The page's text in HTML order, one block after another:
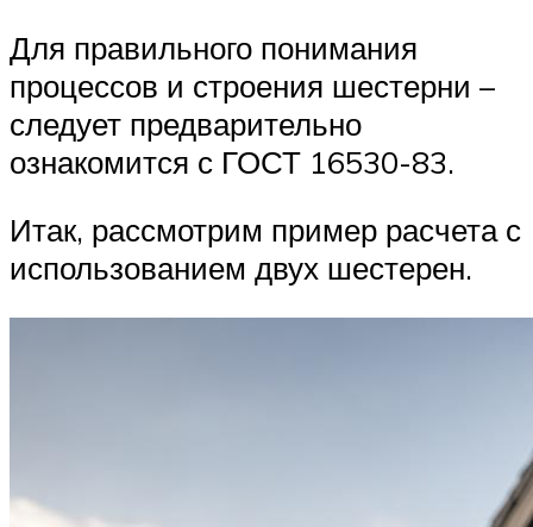
Для правильного понимания
процессов и строения шестерни –
следует предварительно
ознакомится с ГОСТ 16530-83.
Итак, рассмотрим пример расчета с
использованием двух шестерен.